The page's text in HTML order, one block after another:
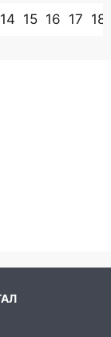
14 15 16 17 18